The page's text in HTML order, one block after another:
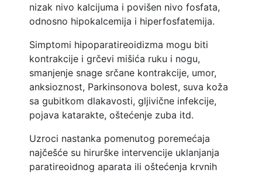
nizak nivo kalcijuma i povišen nivo fosfata,
odnosno hipokalcemija i hiperfosfatemija.
Simptomi hipoparatireoidizma mogu biti
kontrakcije i grčevi mišića ruku i nogu,
smanjenje snage srčane kontrakcije, umor,
anksioznost, Parkinsonova bolest, suva koža
sa gubitkom dlakavosti, gljivične infekcije,
pojava katarakte, oštećenje zuba itd.
Uzroci nastanka pomenutog poremećaja
najčešće su hirurške intervencije uklanjanja
paratireoidnog aparata ili oštećenja krvnih